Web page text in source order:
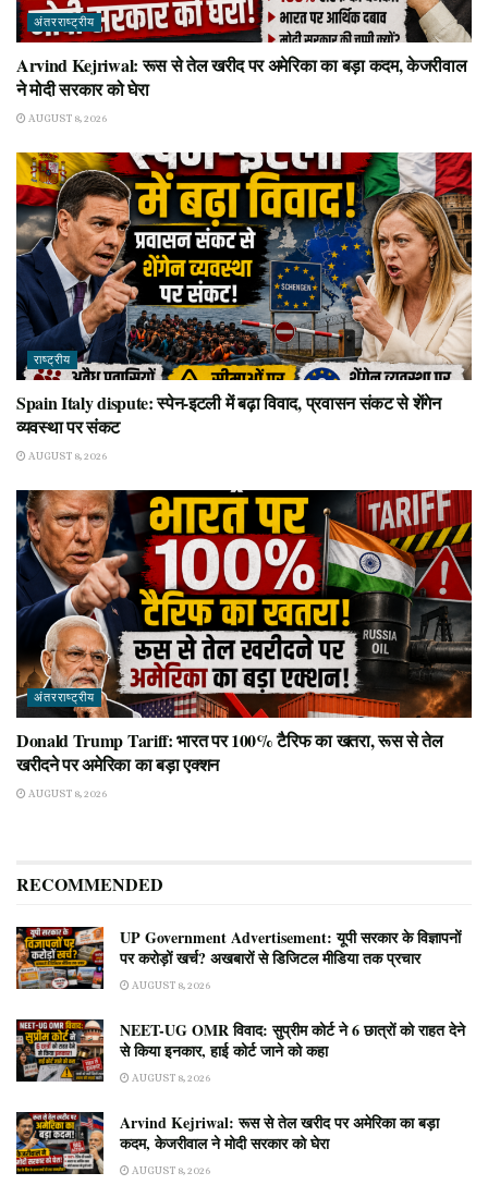
अंतरराष्ट्रीय
Arvind Kejriwal: रूस से तेल खरीद पर अमेरिका का बड़ा कदम, केजरीवाल
ने मोदी सरकार को घेरा
AUGUST 8, 2026
राष्ट्रीय
Spain Italy dispute: स्पेन-इटली में बढ़ा विवाद, प्रवासन संकट से शेंगेन
व्यवस्था पर संकट
AUGUST 8, 2026
अंतरराष्ट्रीय
Donald Trump Tariff: भारत पर 100% टैरिफ का खतरा, रूस से तेल
खरीदने पर अमेरिका का बड़ा एक्शन
AUGUST 8, 2026
RECOMMENDED
UP Government Advertisement: यूपी सरकार के विज्ञापनों
पर करोड़ों खर्च? अखबारों से डिजिटल मीडिया तक प्रचार
AUGUST 8, 2026
NEET-UG OMR विवाद: सुप्रीम कोर्ट ने 6 छात्रों को राहत देने
से किया इनकार, हाई कोर्ट जाने को कहा
AUGUST 8, 2026
Arvind Kejriwal: रूस से तेल खरीद पर अमेरिका का बड़ा
कदम, केजरीवाल ने मोदी सरकार को घेरा
AUGUST 8, 2026